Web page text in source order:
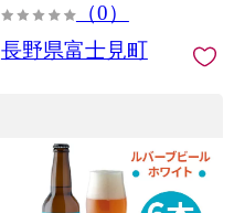
（0）
長野県富士見町